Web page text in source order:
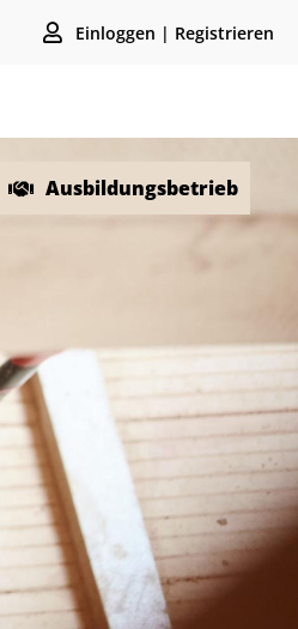
Einloggen | Registrieren
Ausbildungsbetrieb